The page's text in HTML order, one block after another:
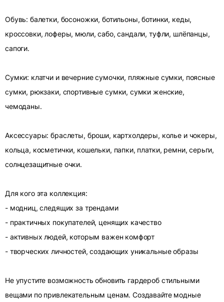
Обувь: балетки, босоножки, ботильоны, ботинки, кеды,
кроссовки, лоферы, мюли, сабо, сандали, туфли, шлёпанцы,
сапоги.
Сумки: клатчи и вечерние сумочки, пляжные сумки, поясные
сумки, рюкзаки, спортивные сумки, сумки женские,
чемоданы.
Аксессуары: браслеты, броши, картхолдеры, колье и чокеры,
кольца, косметички, кошельки, папки, платки, ремни, серьги,
солнцезащитные очки.
Для кого эта коллекция:
- модниц, следящих за трендами
- практичных покупателей, ценящих качество
- активных людей, которым важен комфорт
- творческих личностей, создающих уникальные образы
Не упустите возможность обновить гардероб стильными
вещами по привлекательным ценам. Создавайте модные